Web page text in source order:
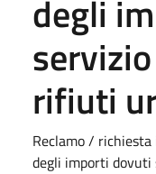
degli
rifiuti
Reclamo /
degli importi